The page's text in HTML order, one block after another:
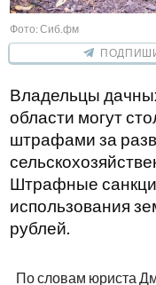
Фото: Сиб.фм
Владельцы
области могут
штрафами за
Штрафные
использования
рублей.
По словам юриста